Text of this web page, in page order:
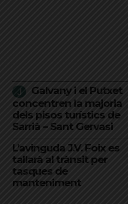
Galvany i el Putxet
concentren la majoria
dels pisos turístics de
Sarrià – Sant Gervasi
L’avinguda J.V. Foix es
tallarà al trànsit per
tasques de
manteniment